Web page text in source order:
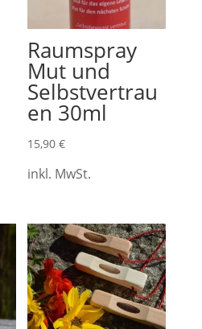
Raumspray
Mut und
Selbstvertrau
en 30ml
15,90€
inkl. MwSt.